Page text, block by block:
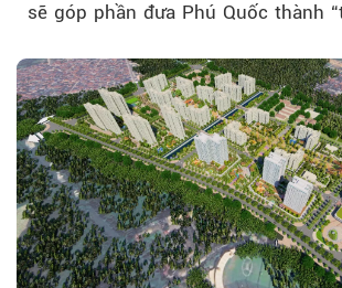
sẽ góp phần đưa Phú Quốc thành